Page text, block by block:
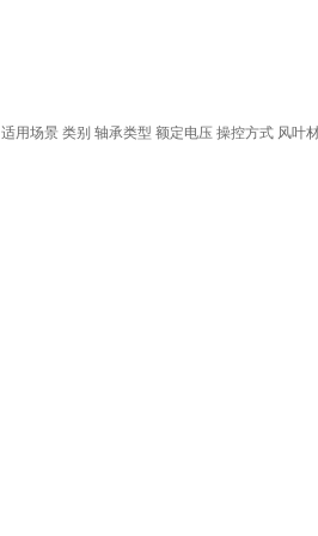
适用场景 类别 轴承类型 额定电压 操控方式 风叶